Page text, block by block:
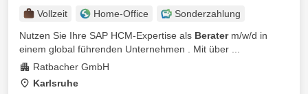
Vollzeit Home-Office
Sonderzahlung
Nutzen Sie Ihre SAP HCM-Expertise als Beraterm/w/d in
einem global führenden Unternehmen . Mit über ...
Ratbacher GmbH
Karlsruhe